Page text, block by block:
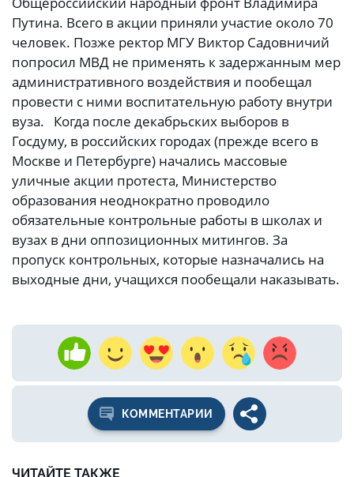
Путина. Всего в акции приняли участие около 70
человек. Позже ректор МГУ Виктор Садовничий
попросил МВД не применять к задержанным мер
административного воздействия и пообещал
провести с ними воспитательную работу внутри
вуза. Когда после декабрьских выборов в
Госдуму, в российских городах (прежде всего в
Москве и Петербурге) начались массовые
уличные акции протеста, Министерство
образования неоднократно проводило
обязательные контрольные работы в школах и
вузах в дни оппозиционных митингов. За
пропуск контрольных, которые назначались на
выходные дни, учащихся пообещали наказывать.
КОММЕНТАРИИ
ЧИТАЙТЕ ТАКЖЕ